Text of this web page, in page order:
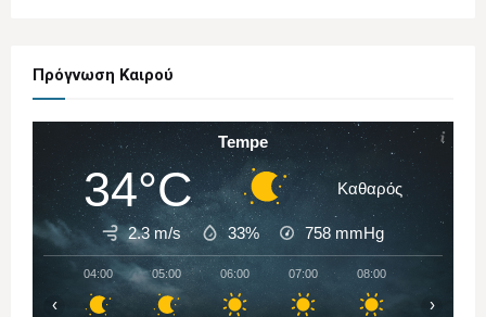
Πρόγνωση Καιρού
Tempe
34°C Καθαρός
2.3 m/s 33% 758 mmHg
04:00 05:00 06:00 07:00 08:00
‹ ›